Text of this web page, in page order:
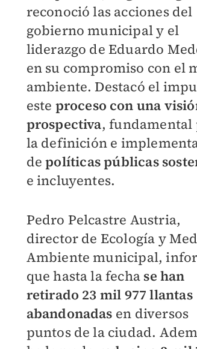
reconoció las acciones del
gobierno municipal y el
liderazgo de Eduardo
en su compromiso con el
ambiente. Destacó el
este proceso con una
prospectiva, fundamental
la definición e
depolíticas públicas
e incluyentes.
Pedro Pelcastre Austria,
director de Ecología y
Ambiente municipal,
que hasta la fecha se han
retirado 23 mil 977 llantas
abandonadas en diversos
puntos de la ciudad.